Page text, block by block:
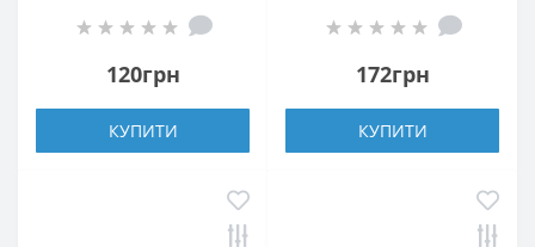
120грн
КУПИТИ
дренажу
172грн
КУПИТИ